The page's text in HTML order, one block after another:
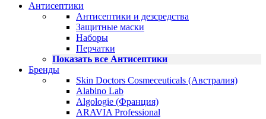
Антисептики
Антисептики и дезсредства
Защитные маски
Наборы
Перчатки
Показать все Антисептики
Бренды
Skin Doctors Cosmeceuticals (Австралия)
Alabino Lab
Algologie (Франция)
ARAVIA Professional